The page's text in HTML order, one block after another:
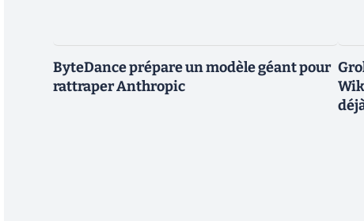
ByteDance prépare un modèle géant pour
rattraper Anthropic